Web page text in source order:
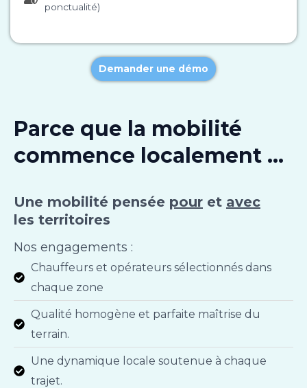
ponctualité)
Demander une démo
Parce que la mobilité
commence localement ...
Une mobilité pensée pour et avec
les territoires
Nos engagements :
Chauffeurs et opérateurs sélectionnés dans
chaque zone
Qualité homogène et parfaite maîtrise du
terrain.
Une dynamique locale soutenue à chaque
trajet.